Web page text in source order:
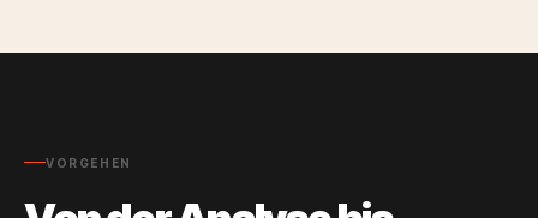
VORGEHEN